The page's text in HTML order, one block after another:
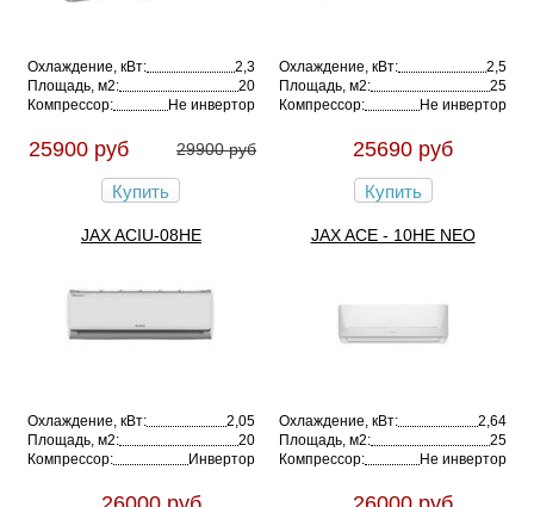
Охлаждение, кВт:
2,3
Площадь, м2:
20
Компрессор:
Не инвертор
25900 руб 29900 руб
Купить
Охлаждение, кВт:
2,5
Площадь, м2:
25
Компрессор:
Не инвертор
25690 руб
Купить
JAX ACIU-08HE
Охлаждение, кВт:
2,05
Площадь, м2:
20
Компрессор:
Инвертор
JAX ACE - 10HE NEO
Охлаждение, кВт:
2,64
Площадь, м2:
25
Компрессор:
Не инвертор